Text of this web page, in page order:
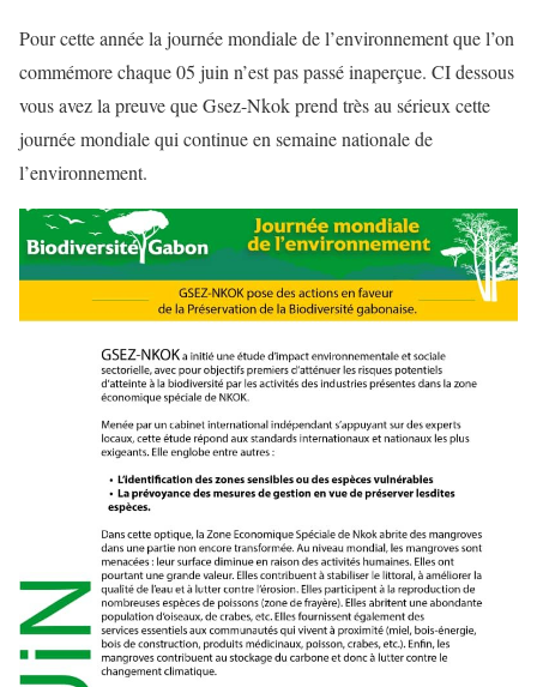
Pour cette année la journée mondiale de l’environnement que l’on
commémore chaque 05 juin n’est pas passé inaperçue. CI dessous
vous avez la preuve que Gsez-Nkok prend très au sérieux cette
journée mondiale qui continue en semaine nationale de
l’environnement.